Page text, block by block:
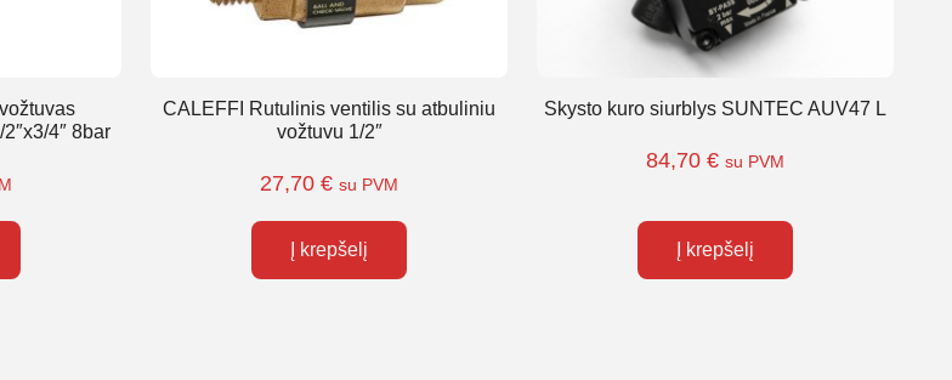
4″ 8bar
CALEFFI Rutulinis ventilis su atbuliniu
vožtuvu 1/2″
27,70 € su PVM
Į krepšelį
Skysto kuro siurblys SUNTEC AUV47 L
84,70 € su PVM
Į krepšelį